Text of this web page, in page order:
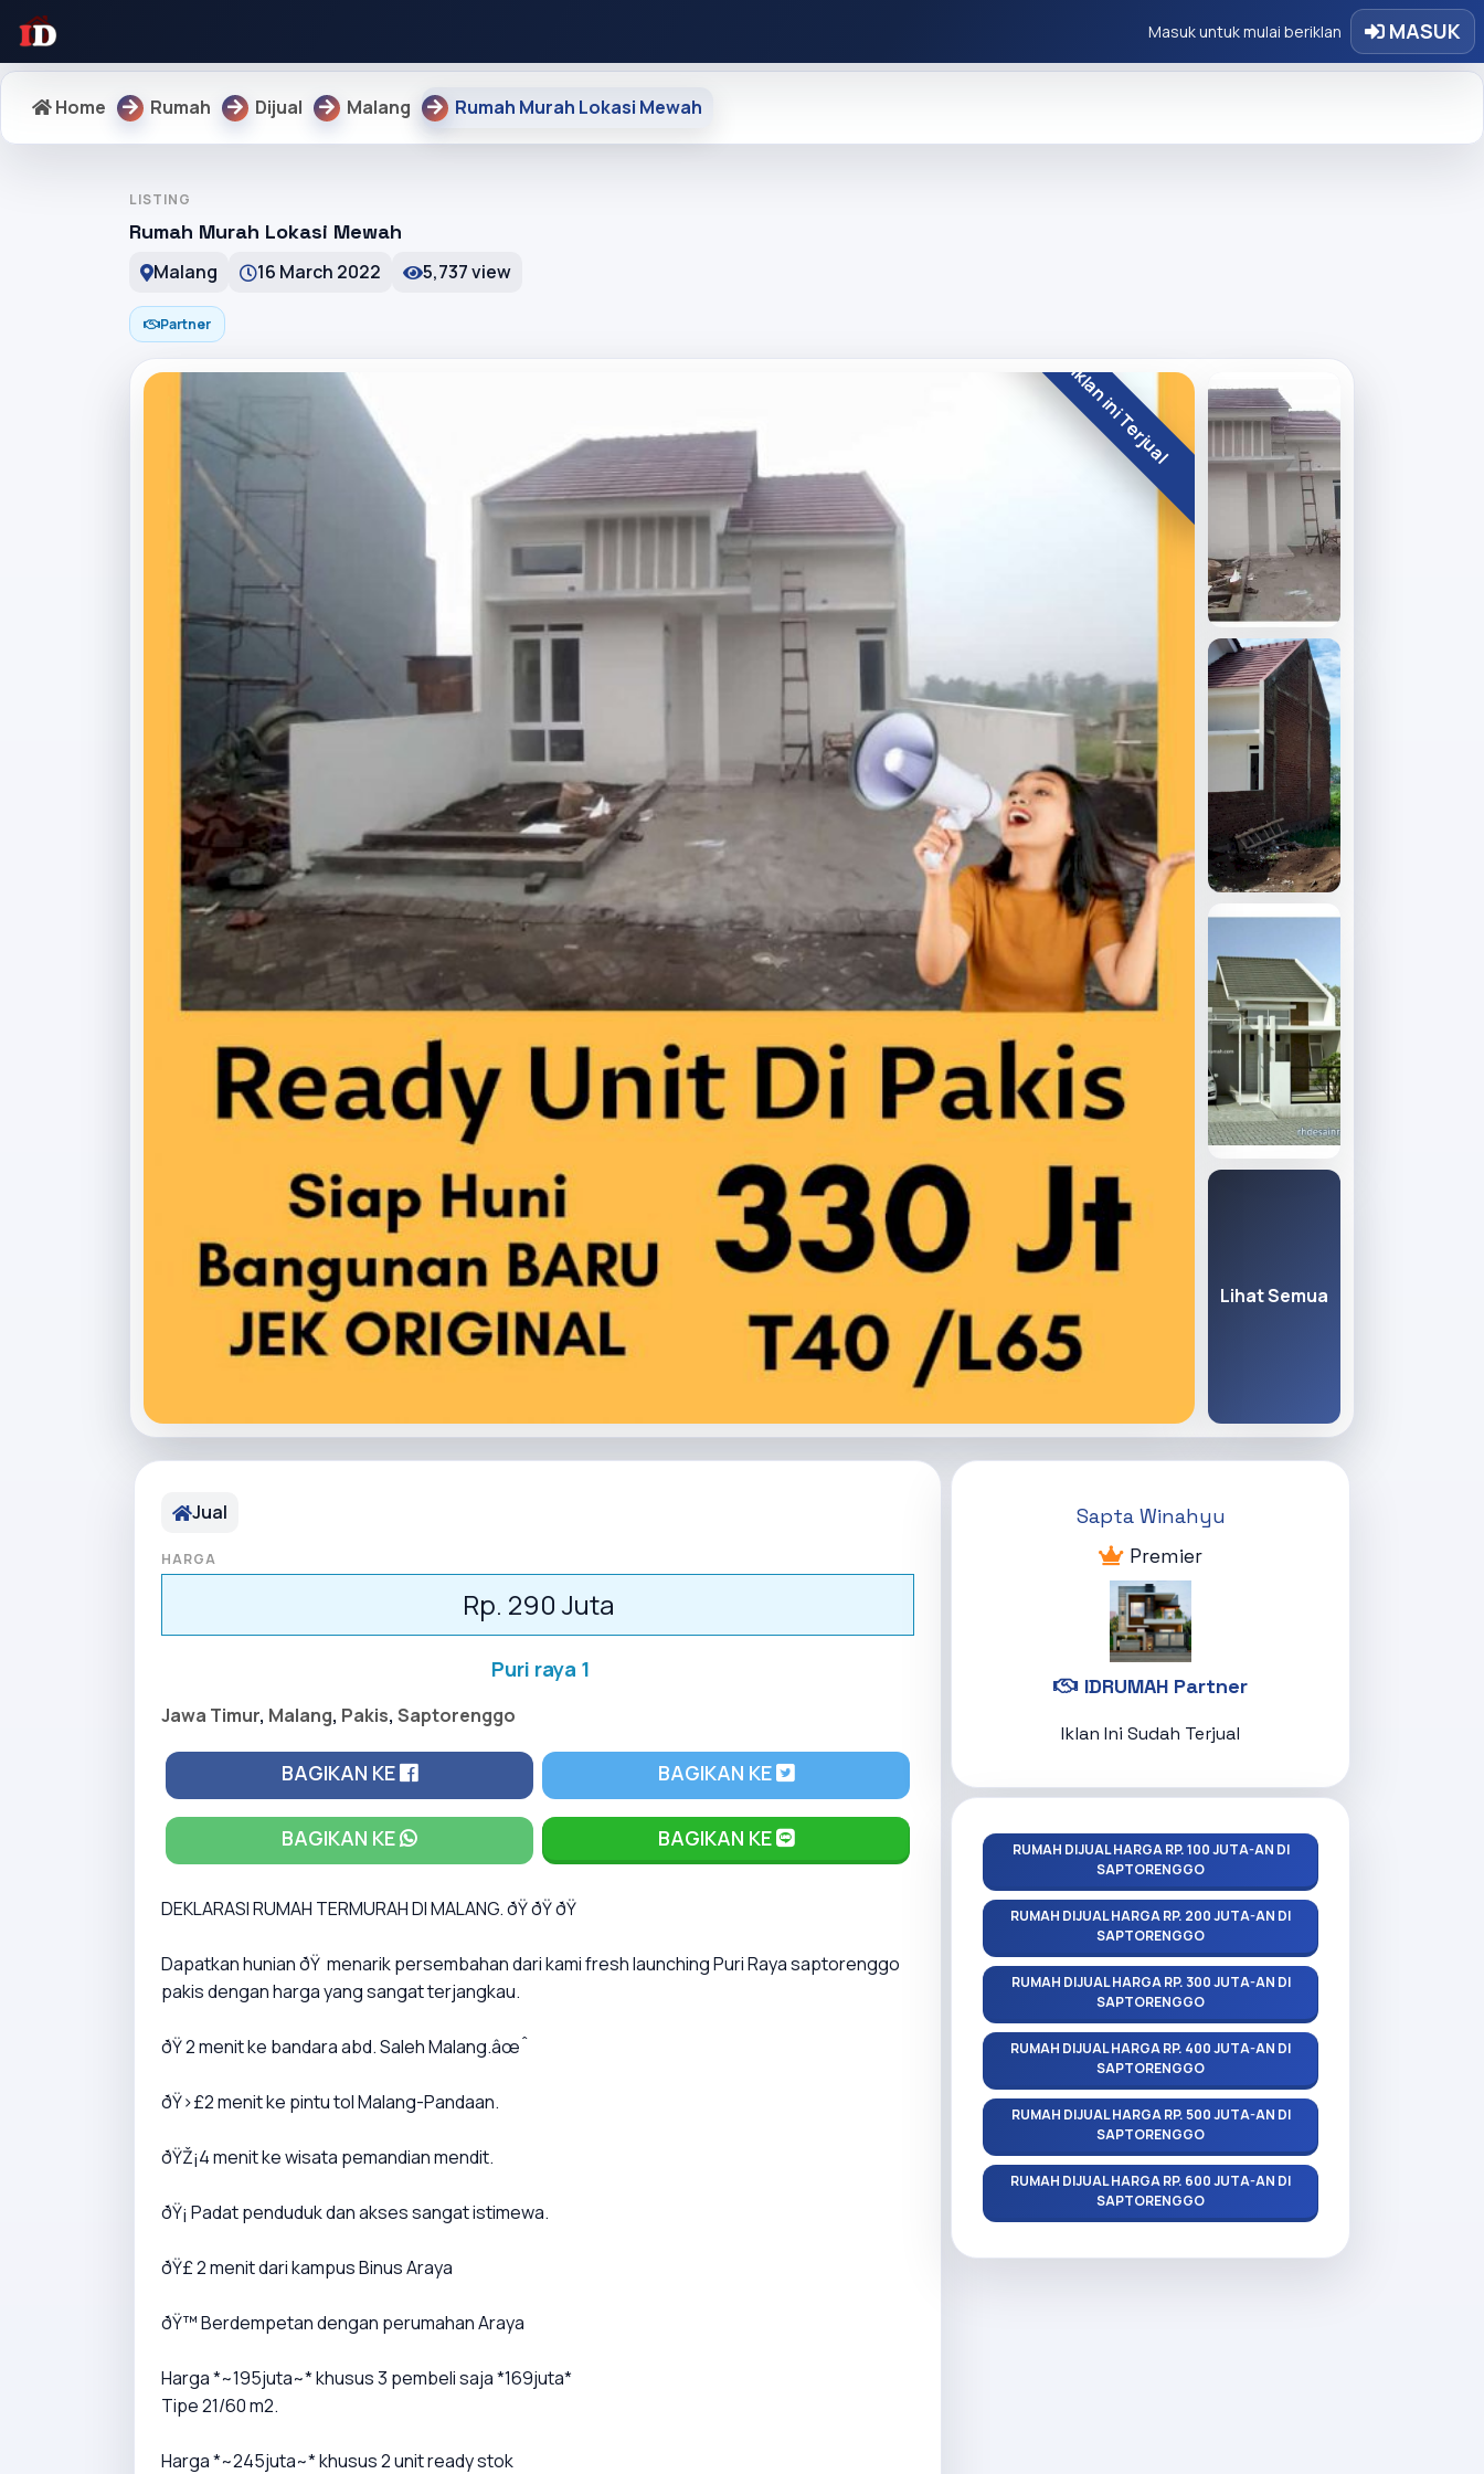
Masuk untuk mulai beriklan MASUK
Home Rumah Dijual Malang Rumah Murah Lokasi Mewah
LISTING
Rumah Murah Lokasi Mewah
Malang 16 March 2022 5,737 view
Partner
Iklan ini Terjual
Lihat Semua
Jual
HARGA
Rp. 290 Juta
Puri raya 1
Jawa Timur, Malang, Pakis, Saptorenggo
BAGIKAN KE BAGIKAN KE
BAGIKAN KE BAGIKAN KE
DEKLARASI RUMAH TERMURAH DI MALANG. ðŸ ðŸ ðŸ
Dapatkan hunian ðŸ menarik persembahan dari kami fresh launching Puri Raya saptorenggo
pakis dengan harga yang sangat terjangkau.
ðŸ 2 menit ke bandara abd. Saleh Malang.âœˆ
ðŸ›£2 menit ke pintu tol Malang-Pandaan.
ðŸŽ¡4 menit ke wisata pemandian mendit.
ðŸ¡ Padat penduduk dan akses sangat istimewa.
ðŸ£ 2 menit dari kampus Binus Araya
ðŸ™ Berdempetan dengan perumahan Araya
Harga *~195juta~* khusus 3 pembeli saja *169juta*
Tipe 21/60 m2.
Harga *~245juta~* khusus 2 unit ready stok
Sapta Winahyu
Premier
IDRUMAH Partner
Iklan Ini Sudah Terjual
RUMAH DIJUAL HARGA RP. 100 JUTA-AN DI
SAPTORENGGO
RUMAH DIJUAL HARGA RP. 200 JUTA-AN DI
SAPTORENGGO
RUMAH DIJUAL HARGA RP. 300 JUTA-AN DI
SAPTORENGGO
RUMAH DIJUAL HARGA RP. 400 JUTA-AN DI
SAPTORENGGO
RUMAH DIJUAL HARGA RP. 500 JUTA-AN DI
SAPTORENGGO
RUMAH DIJUAL HARGA RP. 600 JUTA-AN DI
SAPTORENGGO